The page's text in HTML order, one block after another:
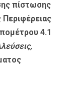
πίστωσης
4.1